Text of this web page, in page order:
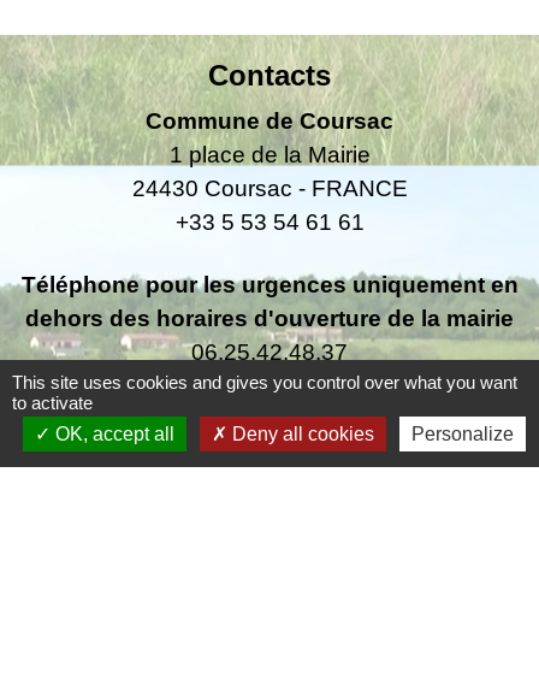
Contacts
Commune de Coursac
1 place de la Mairie
24430 Coursac - FRANCE
+33 5 53 54 61 61
Téléphone pour les urgences uniquement en
dehors des horaires d'ouverture de la mairie
06.25.42.48.37
This site uses cookies and gives you control over what you want
to activate
OK, accept all
Deny all cookies Personalize